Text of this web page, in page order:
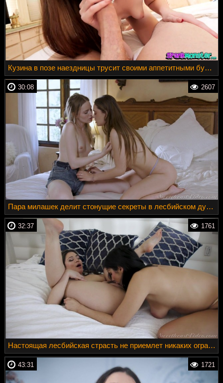
Кузина в позе наездницы трусит своими аппетитными булками
2607
30:08
Пара милашек делит стонущие секреты в лесбийском дуэте
1761
32:37
Настоящая лесбийская страсть не приемлет никаких ограничений
1721
43:31